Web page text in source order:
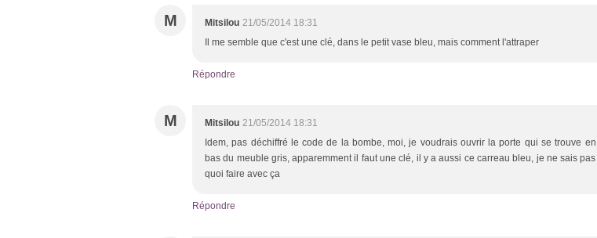
M Mitsilou 21/05/2014 18:31
Il me semble que c'est une clé, dans le petit vase bleu, mais comment l'attraper
Répondre
M Mitsilou 21/05/2014 18:31
Idem, pas déchiffré le code de la bombe, moi, je voudrais ouvrir la porte qui se trouve en
bas du meuble gris, apparemment il faut une clé, il y a aussi ce carreau bleu, je ne sais pas
quoi faire avec ça
Répondre